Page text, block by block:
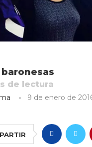
de lectura
9 de enero de